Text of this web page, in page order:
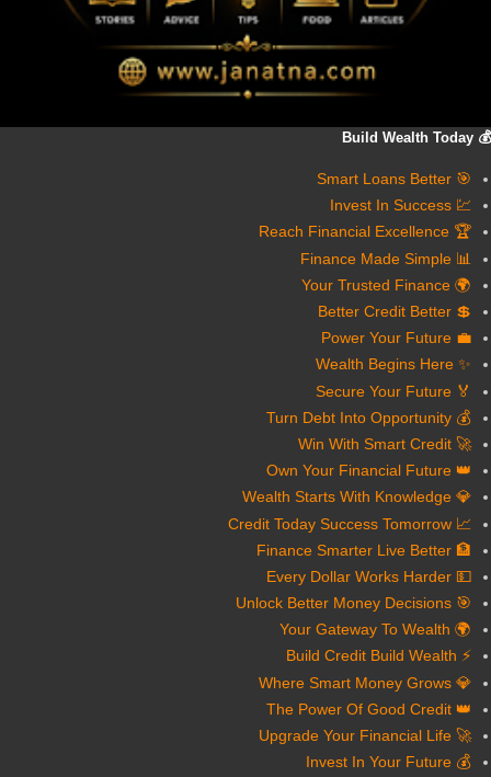
💰 Build Wealth Today
🎯 Smart Loans Better
💹 Invest In Success
🏆 Reach Financial Excellence
📊 Finance Made Simple
🌍 Your Trusted Finance
💲 Better Credit Better
💼 Power Your Future
✨ Wealth Begins Here
🏅 Secure Your Future
💰 Turn Debt Into Opportunity
🚀 Win With Smart Credit
👑 Own Your Financial Future
💎 Wealth Starts With Knowledge
📈 Credit Today Success Tomorrow
🏦 Finance Smarter Live Better
💵 Every Dollar Works Harder
🎯 Unlock Better Money Decisions
🌍 Your Gateway To Wealth
⚡ Build Credit Build Wealth
💎 Where Smart Money Grows
👑 The Power Of Good Credit
🚀 Upgrade Your Financial Life
💰 Invest In Your Future